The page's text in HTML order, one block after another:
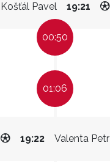
Košťál Pavel 19:21
00:50
01:06
Valenta Petr
19:22